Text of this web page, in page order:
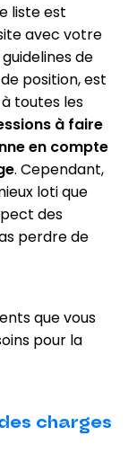
liste est
avec votre
de
position, est
toutes les
à faire
en compte
. Cependant,
loti que
des
perdre de
que vous
pour la
charges